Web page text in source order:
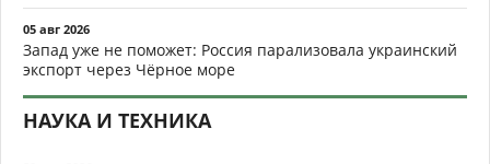
05 авг 2026
Запад уже не поможет: Россия парализовала украинский
экспорт через Чёрное море
НАУКА И ТЕХНИКА